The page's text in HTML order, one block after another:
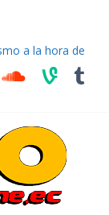
a la hora de
en escena a
7 provincias en 8
las rutas de La